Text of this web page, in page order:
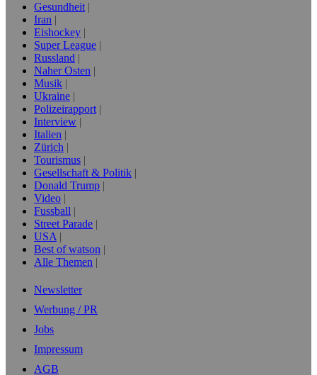
Gesundheit
Iran
Eishockey
Super League
Russland
Naher Osten
Musik
Ukraine
Polizeirapport
Interview
Italien
Zürich
Tourismus
Gesellschaft & Politik
Donald Trump
Video
Fussball
Street Parade
USA
Best of watson
Alle Themen
Newsletter
Werbung / PR
Jobs
Impressum
AGB